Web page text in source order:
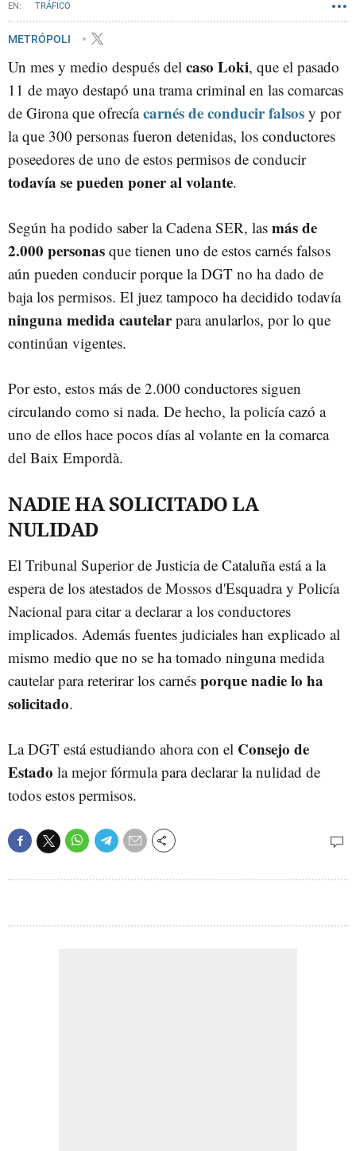
TRÁFICO
METRÓPOLI
Un mes y medio después del caso Loki, que el pasado
11 de mayo destapó una trama criminal en las comarcas
de Girona que ofrecíacarnés de conducir falsos y por
la que 300 personas fueron detenidas, los conductores
poseedores de uno de estos permisos de conducir
todavía se pueden poner al volante.
Según ha podido saber la Cadena SER, las más de
2.000 personas que tienen uno de estos carnés falsos
aún pueden conducir porque la DGT no ha dado de
baja los permisos. El juez tampoco ha decidido todavía
ninguna medida cautelarpara anularlos, por lo que
continúan vigentes.
Por esto, estos más de 2.000 conductores siguen
circulando como si nada. De hecho, la policía cazó a
uno de ellos hace pocos días al volante en la comarca
del Baix Empordà.
NADIE HA SOLICITADO LA
NULIDAD
El Tribunal Superior de Justicia de Cataluña está a la
espera de los atestados de Mossos d'Esquadra y Policía
Nacional para citar a declarar a los conductores
implicados. Además fuentes judiciales han explicado al
mismo medio que no se ha tomado ninguna medida
cautelar para reterirar los carnés porque nadie lo ha
solicitado.
La DGT está estudiando ahora con el Consejo de
Estado la mejor fórmula para declarar la nulidad de
todos estos permisos.